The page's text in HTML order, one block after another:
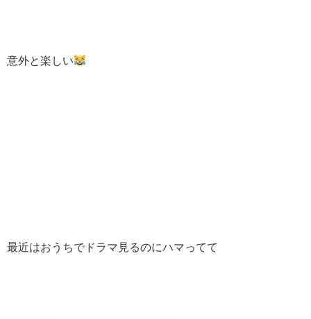
意外と楽しい
最近はおうちでドラマ見るのにハマってて